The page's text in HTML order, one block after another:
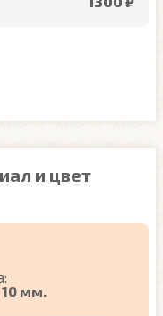
и цвет
10 мм.